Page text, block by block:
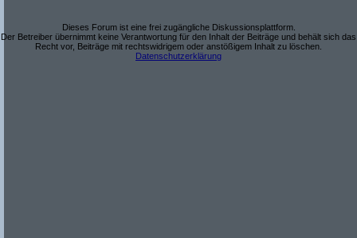
Dieses Forum ist eine frei zugängliche Diskussionsplattform.
Der Betreiber übernimmt keine Verantwortung für den Inhalt der Beiträge und behält sich das
Recht vor, Beiträge mit rechtswidrigem oder anstößigem Inhalt zu löschen.
Datenschutzerklärung